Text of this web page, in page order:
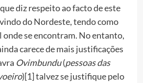
diz respeito ao facto de este
do Nordeste, tendo como
onde se encontram. No entanto,
carece de mais justificações
Ovimbundu(pessoas das
)[1] talvez se justifique pelo